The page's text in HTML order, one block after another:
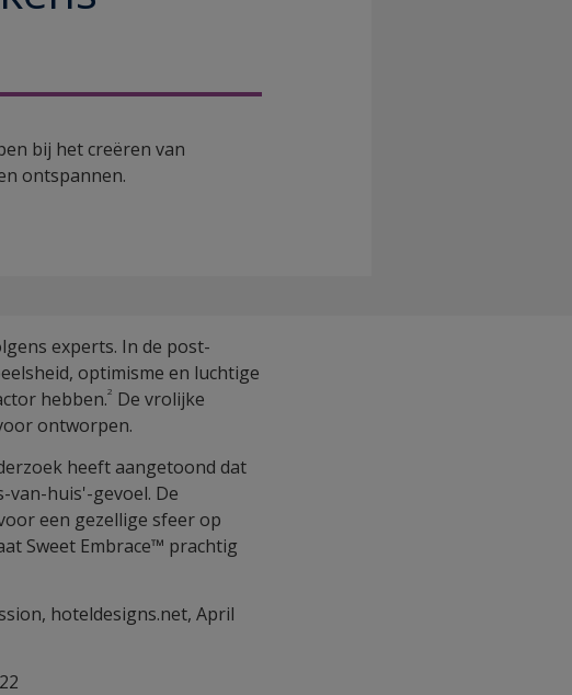
bij het creëren van
ontspannen.
experts. In de post-
optimisme en luchtige
hebben.2 De vrolijke
ontworpen.
heeft aangetoond dat
huis'-gevoel. De
een gezellige sfeer op
Sweet Embrace™ prachtig
hoteldesigns.net, April